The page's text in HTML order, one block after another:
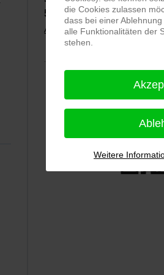
5,0 ⭐⭐⭐⭐⭐bei 144 Google-
Alle Rezensionen ansehen|
die Cookies zulassen
dass bei einer
alle Funktionalitäten der
stehen.
Weitere